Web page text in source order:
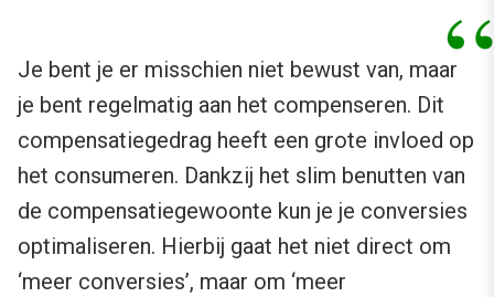
Je bent je er misschien niet bewust van, maar
je bent regelmatig aan het compenseren. Dit
compensatiegedrag heeft een grote invloed op
het consumeren. Dankzij het slim benutten van
de compensatiegewoonte kun je je conversies
optimaliseren. Hierbij gaat het niet direct om
‘meer conversies’, maar om ‘meer